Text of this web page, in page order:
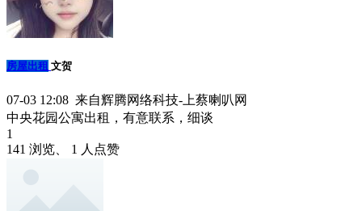
房屋出租 文贺
07-03 12:08 来自辉腾网络科技-上蔡喇叭网
中央花园公寓出租，有意联系，细谈
1
141 浏览、 1 人点赞